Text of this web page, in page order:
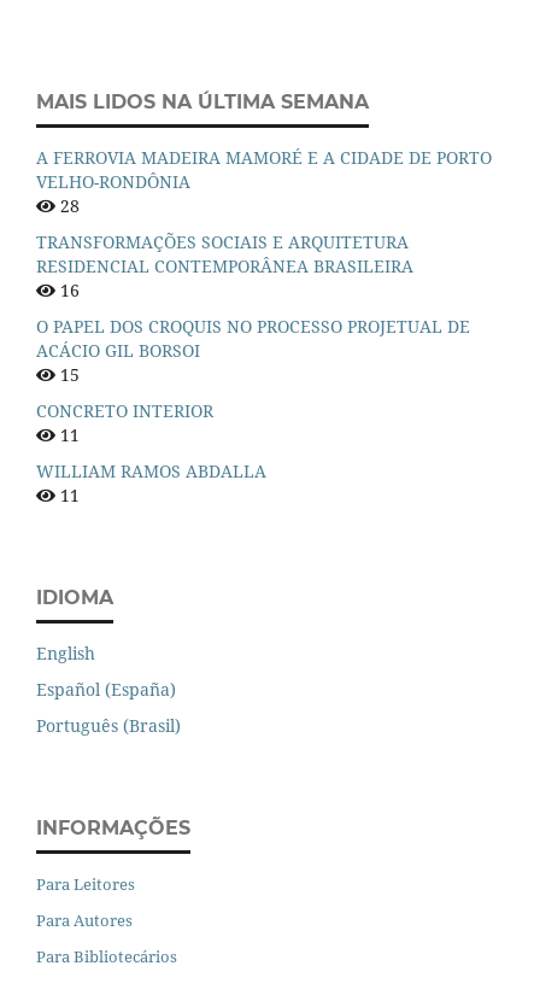
MAIS LIDOS NA ÚLTIMA SEMANA
A FERROVIA MADEIRA MAMORÉ E A CIDADE DE PORTO
VELHO-RONDÔNIA
28
TRANSFORMAÇÕES SOCIAIS E ARQUITETURA
RESIDENCIAL CONTEMPORÂNEA BRASILEIRA
16
O PAPEL DOS CROQUIS NO PROCESSO PROJETUAL DE
ACÁCIO GIL BORSOI
15
CONCRETO INTERIOR
11
WILLIAM RAMOS ABDALLA
11
IDIOMA
English
Español (España)
Português (Brasil)
INFORMAÇÕES
Para Leitores
Para Autores
Para Bibliotecários